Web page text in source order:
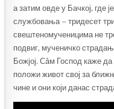
а затим овде у Бачкој, где
службовања – тридесет
свештеномученицима не
подвиг, мученичко
Божјој. Сâм Господ каже
положи живот свој за
чине и они који данас